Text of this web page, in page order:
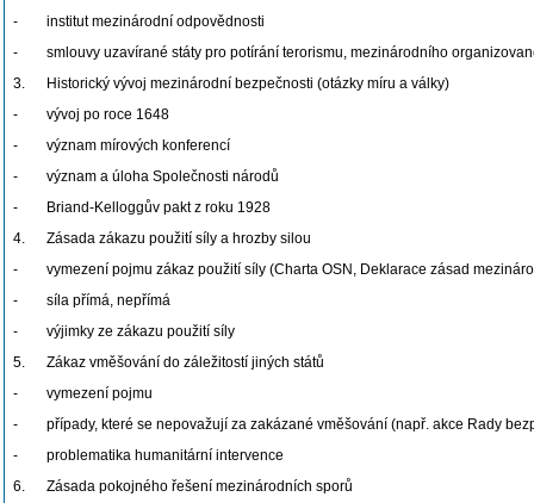
- institut mezinárodní odpovědnosti
- smlouvy uzavírané státy pro potírání terorismu, mezinárodního
3. Historický vývoj mezinárodní bezpečnosti (otázky míru a války)
- vývoj po roce 1648
- význam mírových konferencí
- význam a úloha Společnosti národů
- Briand-Kelloggův pakt z roku 1928
4. Zásada zákazu použití síly a hrozby silou
- vymezení pojmu zákaz použití síly (Charta OSN, Deklarace zásad
- síla přímá, nepřímá
- výjimky ze zákazu použití síly
5. Zákaz vměšování do záležitostí jiných států
- vymezení pojmu
- případy, které se nepovažují za zakázané vměšování (např. akce Rady
- problematika humanitární intervence
6. Zásada pokojného řešení mezinárodních sporů